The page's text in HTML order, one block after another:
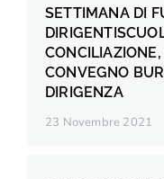
SETTIMANA DI
CONVEGNO
DIRIGENZA
23 Novembre 2021